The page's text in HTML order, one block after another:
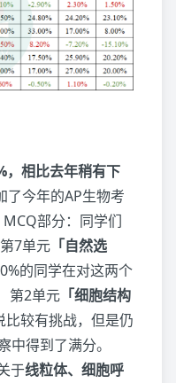
，相比去年稍有下
了今年的AP生物考
部分：同学们
7单元 「自然选
的同学在对这两个
第2单元 「细胞结构
比较有挑战，但是仍
中得到了满分。
于线粒体、细胞呼